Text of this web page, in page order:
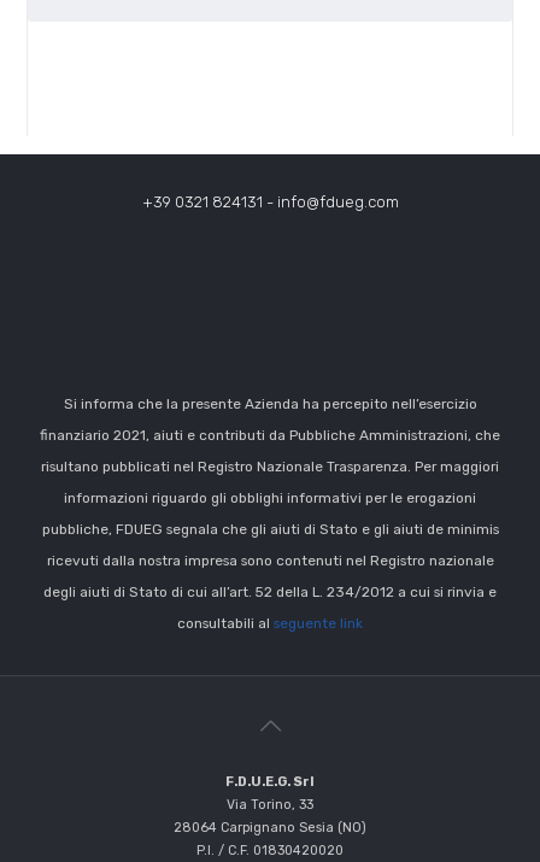
+39 0321 824131 - info@fdueg.com
Si informa che la presente Azienda ha percepito nell’esercizio
finanziario 2021, aiuti e contributi da Pubbliche Amministrazioni, che
risultano pubblicati nel Registro Nazionale Trasparenza. Per maggiori
informazioni riguardo gli obblighi informativi per le erogazioni
pubbliche, FDUEG segnala che gli aiuti di Stato e gli aiuti de minimis
ricevuti dalla nostra impresa sono contenuti nel Registro nazionale
degli aiuti di Stato di cui all’art. 52 della L. 234/2012 a cui si rinvia e
consultabili al seguente link
F.D.U.E.G. Srl
Via Torino, 33
28064 Carpignano Sesia (NO)
P.I. / C.F. 01830420020